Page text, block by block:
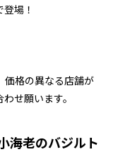
場！
格の異なる店舗が
せ願います。
海老のバジルト